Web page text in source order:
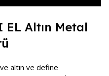
Altın Metal
altın ve define